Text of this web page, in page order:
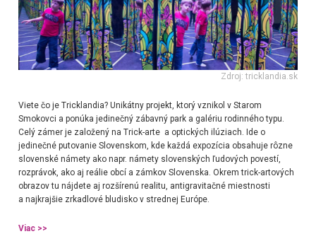
Zdroj: tricklandia.sk
Viete čo je Tricklandia? Unikátny projekt, ktorý vznikol v Starom
Smokovci a ponúka jedinečný zábavný park a galériu rodinného typu.
Celý zámer je založený na Trick-arte a optických ilúziach. Ide o
jedinečné putovanie Slovenskom, kde každá expozícia obsahuje rôzne
slovenské námety ako napr. námety slovenských ľudových povestí,
rozprávok, ako aj reálie obcí a zámkov Slovenska. Okrem trick-artových
obrazov tu nájdete aj rozšírenú realitu, antigravitačné miestnosti
a najkrajšie zrkadlové bludisko v strednej Európe.
Viac >>